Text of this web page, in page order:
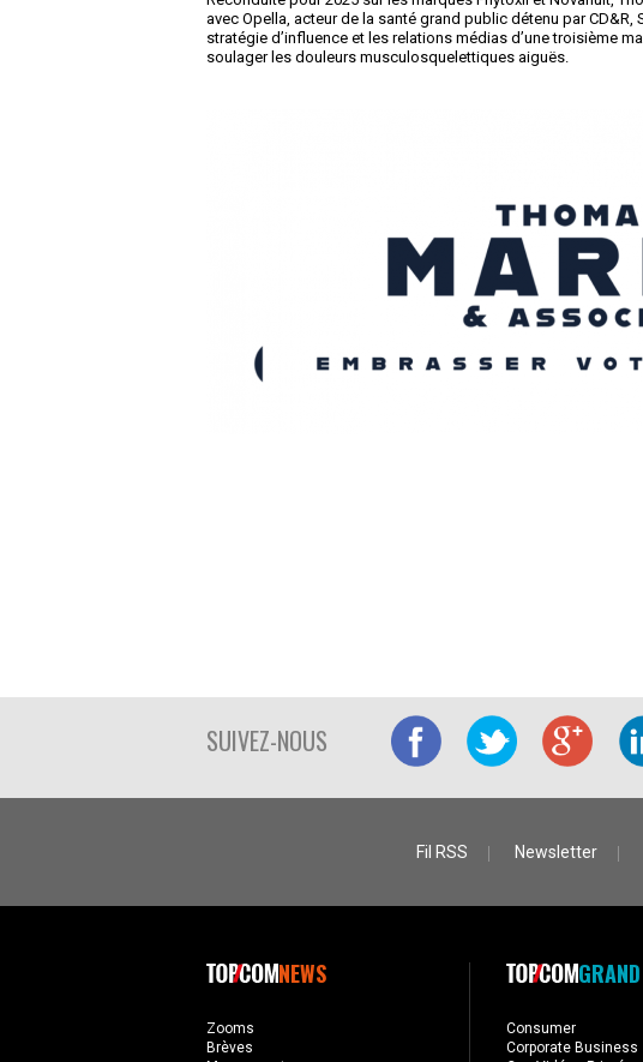
avec Opella, acteur de la santé grand public détenu par
stratégie d’influence et les relations médias d’une troisième
soulager les douleurs musculosquelettiques aiguës.
SUIVEZ-NOUS
Fil RSS Newsletter
NEWS
Zooms
Brèves
Consumer
Corporate Business